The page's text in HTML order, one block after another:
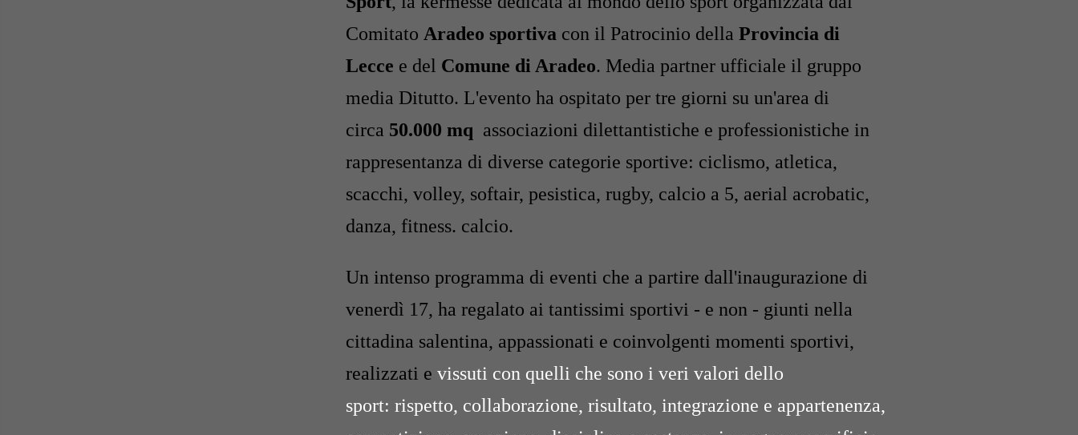
Comitato Aradeo sportiva con il Patrocinio della Provincia di
Lecce e del Comune di Aradeo. Media partner ufficiale il gruppo
media Ditutto. L'evento ha ospitato per tre giorni su un'area di
circa 50.000 mq associazioni dilettantistiche e professionistiche in
rappresentanza di diverse categorie sportive: ciclismo, atletica,
scacchi, volley, softair, pesistica, rugby, calcio a 5, aerial acrobatic,
danza, fitness. calcio.
Un intenso programma di eventi che a partire dall'inaugurazione di
venerdì 17, ha regalato ai tantissimi sportivi - e non - giunti nella
cittadina salentina, appassionati e coinvolgenti momenti sportivi,
realizzati e vissuti con quelli che sono i veri valori dello
sport: rispetto, collaborazione, risultato, integrazione e appartenenza,